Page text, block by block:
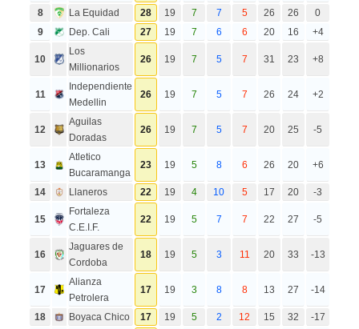
8 La Equidad 28 19 7 7 5 26 26
0
9
Dep. Cali 27 19 7 6 6 20 16 +4
10
Los
Millionarios
26 19 7 5 7 31 23 +8
11
Independiente
Medellin
26 19 7 5 7 26 24 +2
12
Aguilas
Doradas
26 19 7 5 7 20 25 -5
13
Atletico
Bucaramanga
23 19 5 8 6 26 20 +6
14 Llaneros 22 19 4 10 5 17 20 -3
15
Fortaleza
C.E.I.F.
22 19 5 7 7 22 27 -5
16
Jaguares de
Cordoba
18 19 5 3 11 20 33 -13
17
Alianza
Petrolera
17 19 3 8 8 13 27 -14
18 Boyaca Chico 17 19 5 2 12 15 32
-17